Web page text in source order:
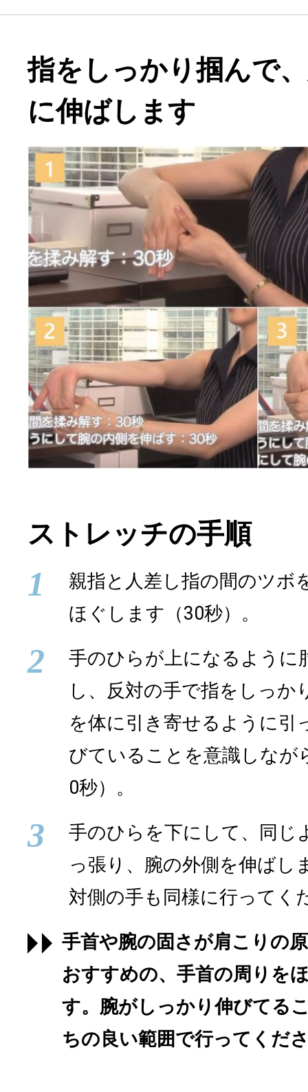
指をしっかり掴んで
に伸ばします
ストレッチの手順
1
親指と人差し指の間のツボ
ほぐします（30秒）。
2
手のひらが上になるように
し、反対の手で指をしっか
を体に引き寄せるように引
びていることを意識しなが
0秒）。
3
手のひらを下にして、同じ
っ張り、腕の外側を伸ばし
対側の手も同様に行ってく
手首や腕の固さが肩こりの
おすすめの、手首の周りを
す。腕がしっかり伸びてる
ちの良い範囲で行ってくだ